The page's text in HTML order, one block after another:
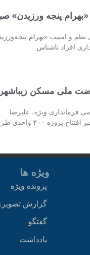
پنجه ورزیدن»
و امنیت «بهرام
۲۰۰ واحدی نهضت ملی مسکن
فرمانداری ویژه، علیرضا
۲۰۰ واحدی طرح
ویژه ها
پرونده ویژه
گزارش
گفتگو
یادداشت